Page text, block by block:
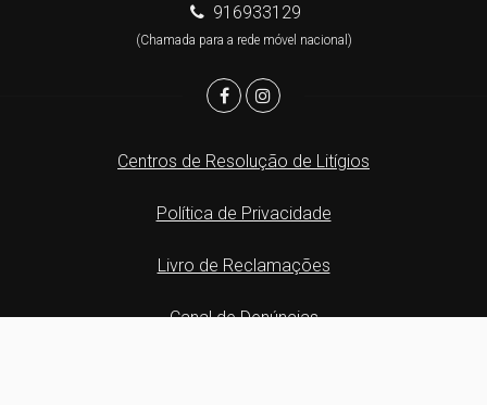
916933129
(Chamada para a rede móvel nacional)
Centros de Resolução de Litígios
Política de Privacidade
Livro de Reclamações
Canal de Denúncias